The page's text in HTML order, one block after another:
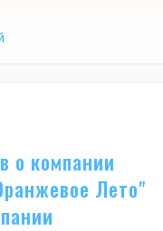
о компании
Лето"